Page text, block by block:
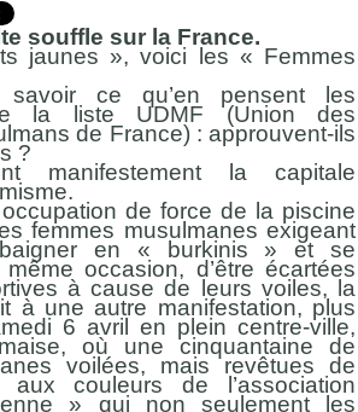
souffle sur la France.
jaunes », voici les « Femmes
savoir ce qu’en pensent les
la liste UDMF (Union des
de France) : approuvent-ils
?
manifestement la capitale
de force de la piscine
femmes musulmanes exigeant
en « burkinis » et se
occasion, d’être écartées
à cause de leurs voiles, la
à une autre manifestation, plus
6 avril en plein centre-ville,
où une cinquantaine de
voilées, mais revêtues de
aux couleurs de l’association
» qui non seulement les